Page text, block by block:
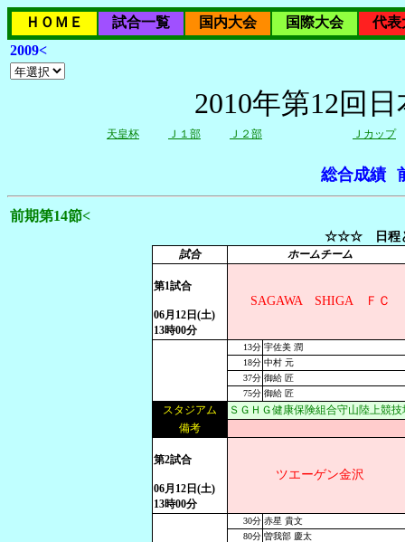
ＨＯＭＥ 試合一覧 国内大会 国際大会
代表
2009<
2010年第12回
天皇杯 Ｊ１部 Ｊ２部 Ｊカップ
総合成績
前期第14節<
☆☆☆ 日程
試合 ホームチーム
第1試合
06月12日(土)
13時00分
SAGAWA SHIGA ＦＣ
13分 宇佐美 潤
18分 中村 元
37分 御給 匠
75分 御給 匠
スタジアム
ＳＧＨＧ健康保険組合守山陸上競技
備考
第2試合
06月12日(土)
13時00分
ツエーゲン金沢
30分 赤星 貴文
80分 曽我部 慶太